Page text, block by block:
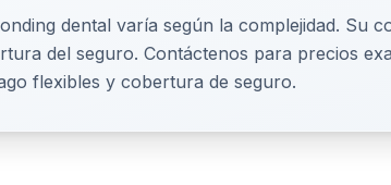
dental varía según la complejidad. Su
del seguro. Contáctenos para precios
flexibles y cobertura de seguro.